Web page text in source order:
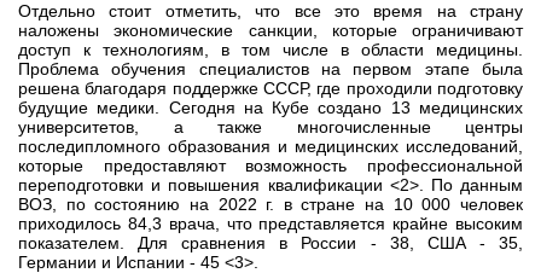
Отдельно стоит отметить, что все это время на страну
наложены экономические санкции, которые ограничивают
доступ к технологиям, в том числе в области медицины.
Проблема обучения специалистов на первом этапе была
решена благодаря поддержке СССР, где проходили подготовку
будущие медики. Сегодня на Кубе создано 13 медицинских
университетов, а также многочисленные центры
последипломного образования и медицинских исследований,
которые предоставляют возможность профессиональной
переподготовки и повышения квалификации <2>. По данным
ВОЗ, по состоянию на 2022 г. в стране на 10 000 человек
приходилось 84,3 врача, что представляется крайне высоким
показателем. Для сравнения в России - 38, США - 35,
Германии и Испании - 45 <3>.